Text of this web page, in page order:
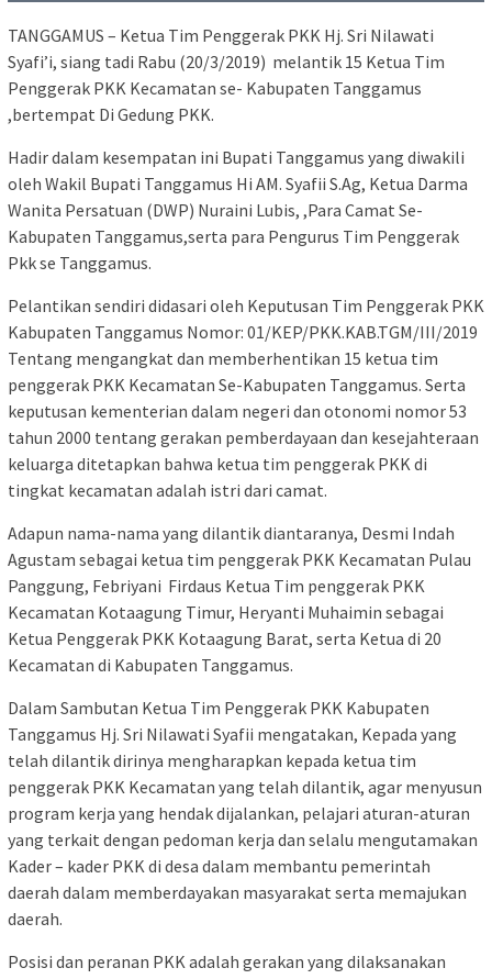
TANGGAMUS – Ketua Tim Penggerak PKK Hj. Sri Nilawati
Syafi’i, siang tadi Rabu (20/3/2019) melantik 15 Ketua Tim
Penggerak PKK Kecamatan se- Kabupaten Tanggamus
,bertempat Di Gedung PKK.
Hadir dalam kesempatan ini Bupati Tanggamus yang diwakili
oleh Wakil Bupati Tanggamus Hi AM. Syafii S.Ag, Ketua Darma
Wanita Persatuan (DWP) Nuraini Lubis, ,Para Camat Se-
Kabupaten Tanggamus,serta para Pengurus Tim Penggerak
Pkk se Tanggamus.
Pelantikan sendiri didasari oleh Keputusan Tim Penggerak PKK
Kabupaten Tanggamus Nomor: 01/KEP/PKK.KAB.TGM/III/2019
Tentang mengangkat dan memberhentikan 15 ketua tim
penggerak PKK Kecamatan Se-Kabupaten Tanggamus. Serta
keputusan kementerian dalam negeri dan otonomi nomor 53
tahun 2000 tentang gerakan pemberdayaan dan kesejahteraan
keluarga ditetapkan bahwa ketua tim penggerak PKK di
tingkat kecamatan adalah istri dari camat.
Adapun nama-nama yang dilantik diantaranya, Desmi Indah
Agustam sebagai ketua tim penggerak PKK Kecamatan Pulau
Panggung, Febriyani Firdaus Ketua Tim penggerak PKK
Kecamatan Kotaagung Timur, Heryanti Muhaimin sebagai
Ketua Penggerak PKK Kotaagung Barat, serta Ketua di 20
Kecamatan di Kabupaten Tanggamus.
Dalam Sambutan Ketua Tim Penggerak PKK Kabupaten
Tanggamus Hj. Sri Nilawati Syafii mengatakan, Kepada yang
telah dilantik dirinya mengharapkan kepada ketua tim
penggerak PKK Kecamatan yang telah dilantik, agar menyusun
program kerja yang hendak dijalankan, pelajari aturan-aturan
yang terkait dengan pedoman kerja dan selalu mengutamakan
Kader – kader PKK di desa dalam membantu pemerintah
daerah dalam memberdayakan masyarakat serta memajukan
daerah.
Posisi dan peranan PKK adalah gerakan yang dilaksanakan